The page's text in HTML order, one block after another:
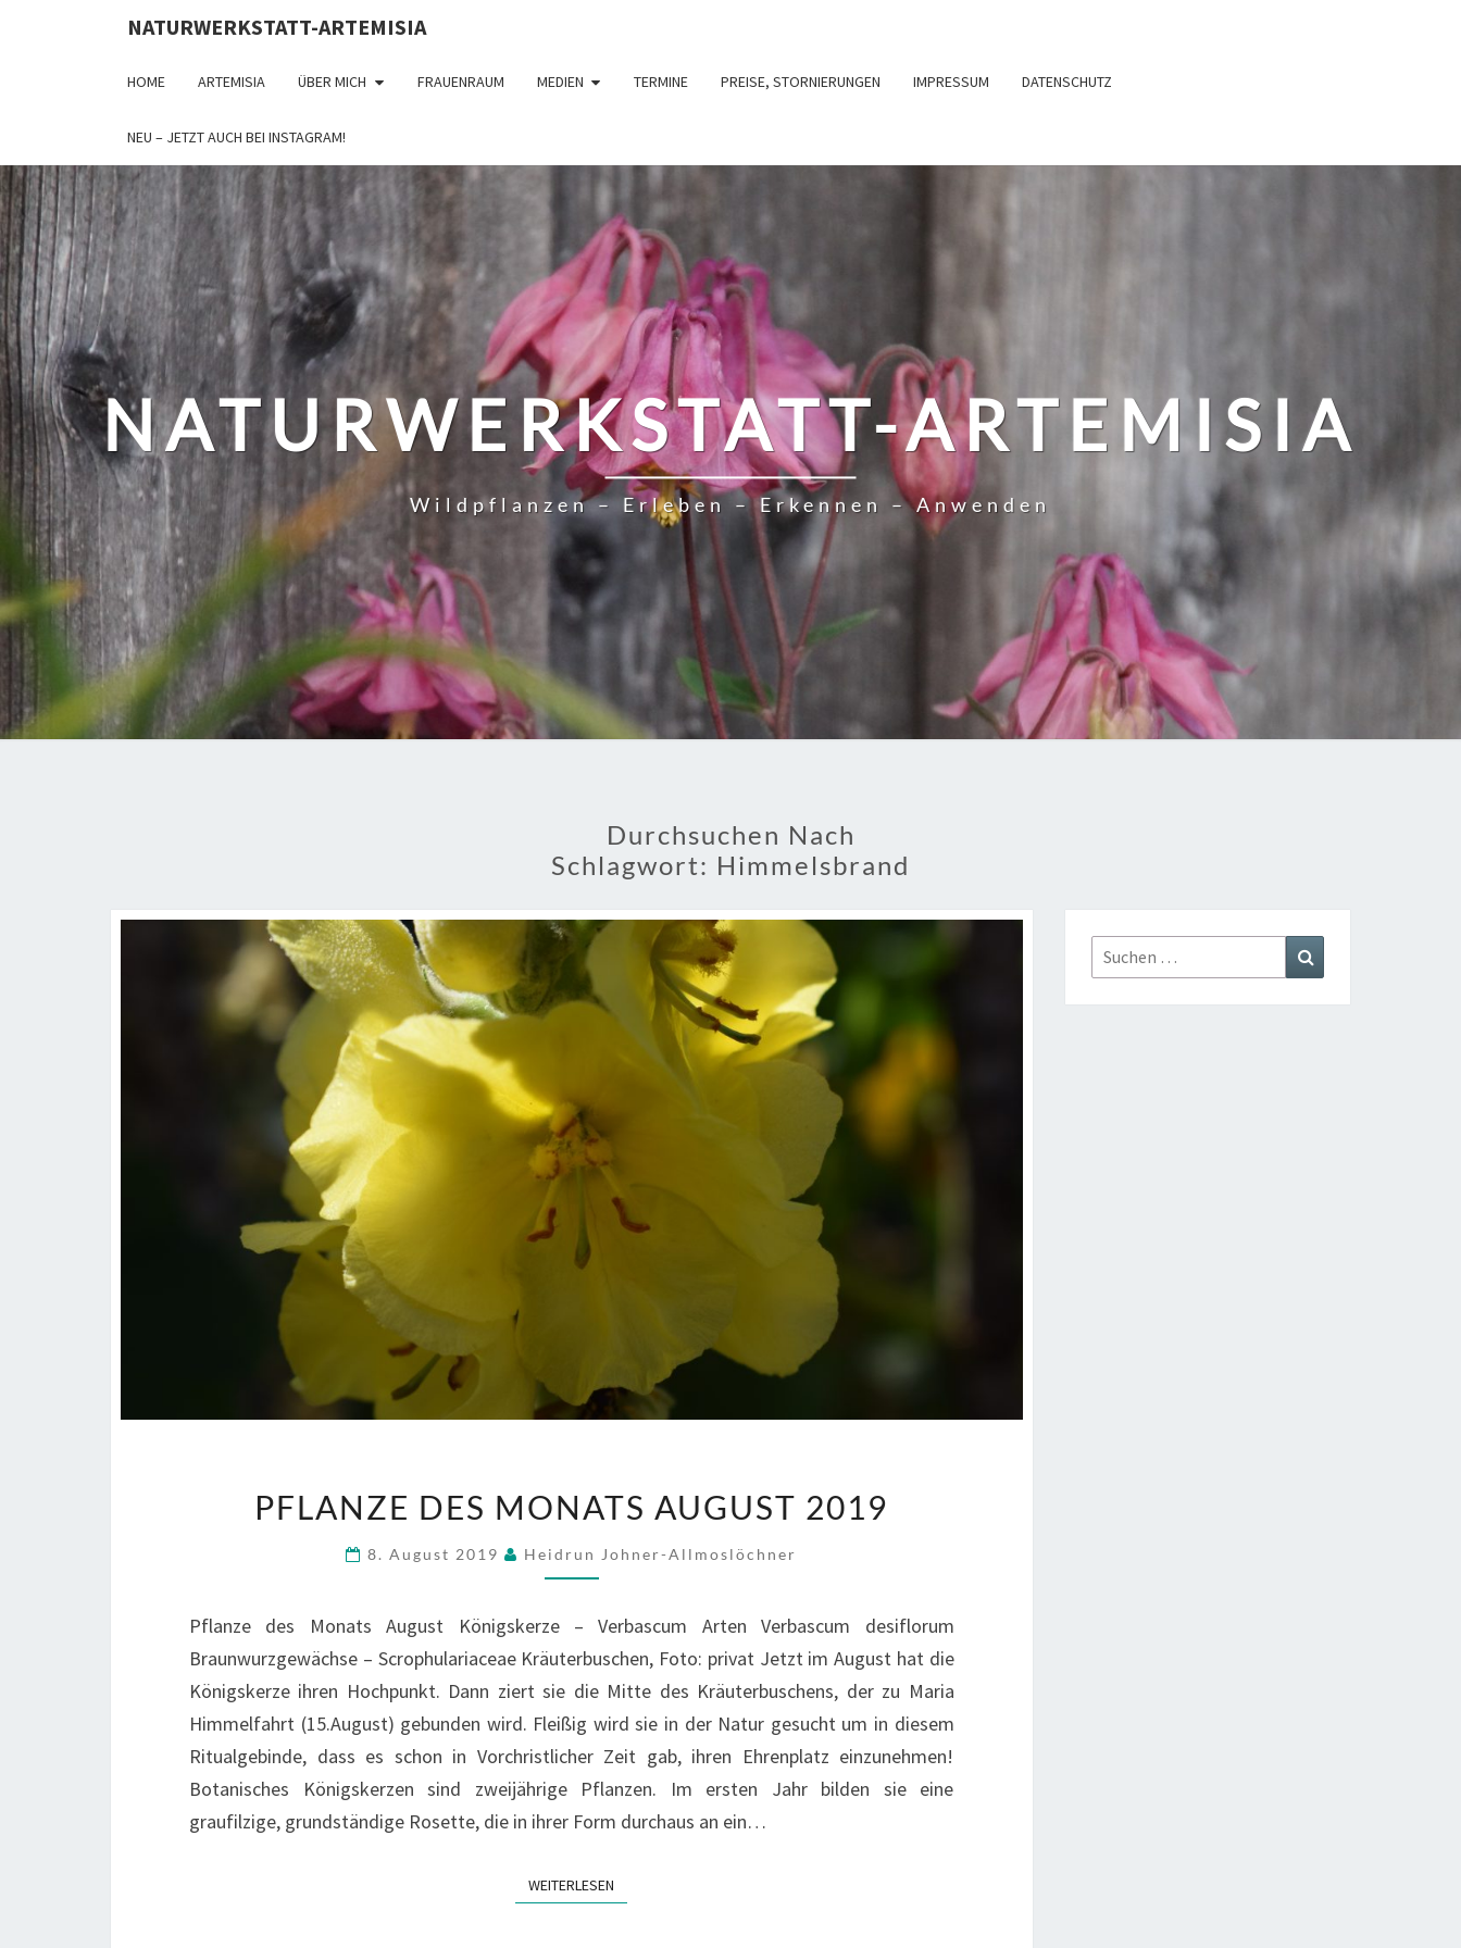
NATURWERKSTATT-ARTEMISIA
HOME ARTEMISIA ÜBER MICH FRAUENRAUM MEDIEN TERMINE PREISE, STORNIERUNGEN IMPRESSUM DATENSCHUTZ
NEU – JETZT AUCH BEI INSTAGRAM!
NATURWERKSTATT-ARTEMISIA
Wildpflanzen – Erleben – Erkennen – Anwenden
Durchsuchen Nach
Schlagwort: Himmelsbrand
DES
MONATS
AUGUST
PFLANZE DES MONATS AUGUST 2019
8. August 2019 Heidrun Johner-Allmoslöchner
Pflanze des Monats August Königskerze – Verbascum Arten Verbascum desiflorum
Braunwurzgewächse – Scrophulariaceae Kräuterbuschen, Foto: privat Jetzt im August hat die
Königskerze ihren Hochpunkt. Dann ziert sie die Mitte des Kräuterbuschens, der zu Maria
Himmelfahrt (15.August) gebunden wird. Fleißig wird sie in der Natur gesucht um in diesem
Ritualgebinde, dass es schon in Vorchristlicher Zeit gab, ihren Ehrenplatz einzunehmen!
Botanisches Königskerzen sind zweijährige Pflanzen. Im ersten Jahr bilden sie eine
graufilzige, grundständige Rosette, die in ihrer Form durchaus an ein…
WEITERLESEN
Suchen
nach: